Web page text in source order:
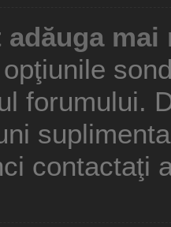
adăuga
forumului.
contactaţi